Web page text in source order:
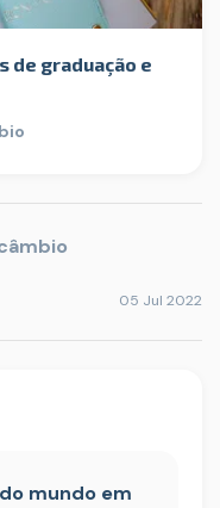
de graduação e
05 Jul 2022
mundo em